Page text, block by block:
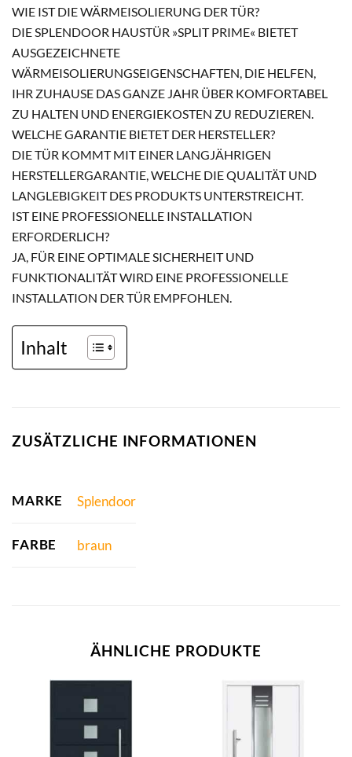
WIE IST DIE WÄRMEISOLIERUNG DER TÜR?
DIE SPLENDOOR HAUSTÜR »SPLIT PRIME« BIETET
AUSGEZEICHNETE
WÄRMEISOLIERUNGSEIGENSCHAFTEN, DIE HELFEN,
IHR ZUHAUSE DAS GANZE JAHR ÜBER KOMFORTABEL
ZU HALTEN UND ENERGIEKOSTEN ZU REDUZIEREN.
WELCHE GARANTIE BIETET DER HERSTELLER?
DIE TÜR KOMMT MIT EINER LANGJÄHRIGEN
HERSTELLERGARANTIE, WELCHE DIE QUALITÄT UND
LANGLEBIGKEIT DES PRODUKTS UNTERSTREICHT.
IST EINE PROFESSIONELLE INSTALLATION
ERFORDERLICH?
JA, FÜR EINE OPTIMALE SICHERHEIT UND
FUNKTIONALITÄT WIRD EINE PROFESSIONELLE
INSTALLATION DER TÜR EMPFOHLEN.
Inhalt
ZUSÄTZLICHE INFORMATIONEN
MARKE Splendoor
FARBE braun
ÄHNLICHE PRODUKTE